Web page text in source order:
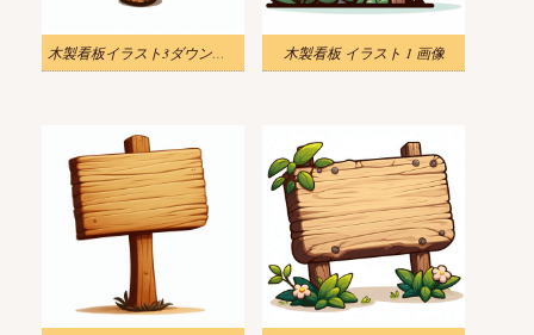
木製看板イラスト3ダウンロード 木製看板 イラスト 1 画像